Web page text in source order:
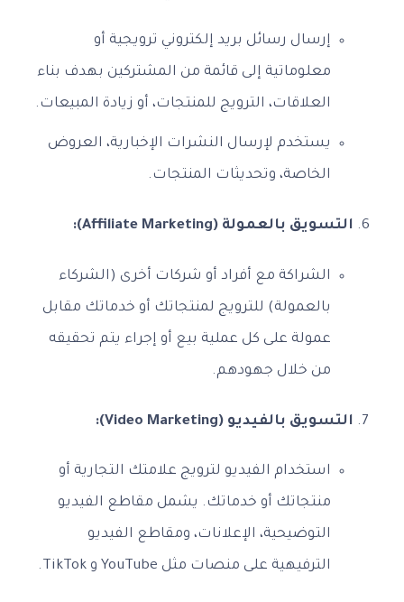
إرسال رسائل بريد إلكتروني ترويجية أو
معلوماتية إلى قائمة من المشتركين بهدف بناء
العلاقات، الترويج للمنتجات، أو زيادة المبيعات.
يستخدم لإرسال النشرات الإخبارية، العروض
الخاصة، وتحديثات المنتجات.
التسويق بالعمولة (Affiliate Marketing):
الشراكة مع أفراد أو شركات أخرى (الشركاء
بالعمولة) للترويج لمنتجاتك أو خدماتك مقابل
عمولة على كل عملية بيع أو إجراء يتم تحقيقه
من خلال جهودهم.
التسويق بالفيديو (Video Marketing):
استخدام الفيديو لترويج علامتك التجارية أو
منتجاتك أو خدماتك. يشمل مقاطع الفيديو
التوضيحية، الإعلانات، ومقاطع الفيديو
الترفيهية على منصات مثل YouTube و TikTok.